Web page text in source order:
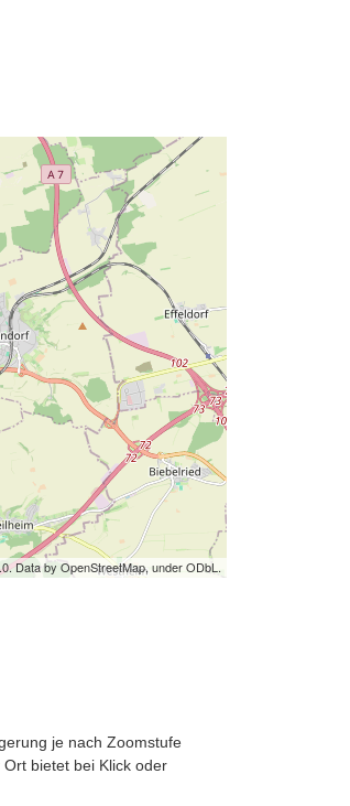
Data by OpenStreetMap, under ODbL.
je nach Zoomstufe
bietet bei Klick oder